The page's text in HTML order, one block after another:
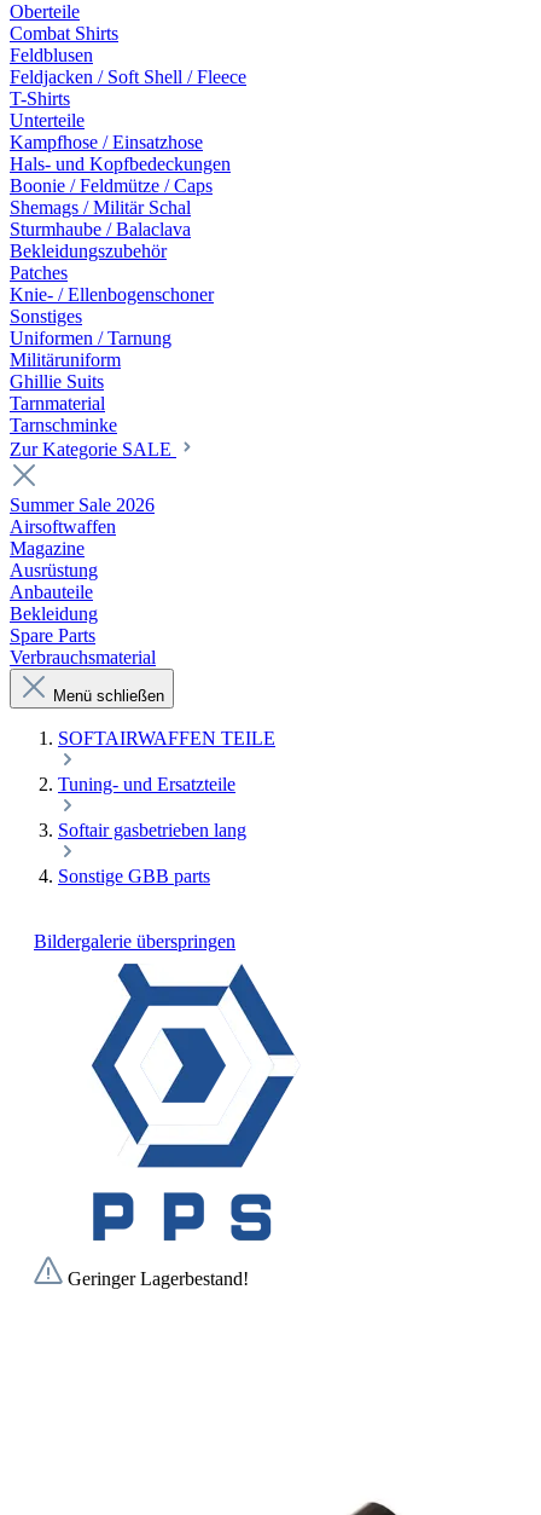
Oberteile
Combat Shirts
Feldblusen
Feldjacken / Soft Shell / Fleece
T-Shirts
Unterteile
Kampfhose / Einsatzhose
Hals- und Kopfbedeckungen
Boonie / Feldmütze / Caps
Shemags / Militär Schal
Sturmhaube / Balaclava
Bekleidungszubehör
Patches
Knie- / Ellenbogenschoner
Sonstiges
Uniformen / Tarnung
Militäruniform
Ghillie Suits
Tarnmaterial
Tarnschminke
Zur Kategorie SALE
Summer Sale 2026
Airsoftwaffen
Magazine
Ausrüstung
Anbauteile
Bekleidung
Spare Parts
Verbrauchsmaterial
Menü schließen
SOFTAIRWAFFEN TEILE
Tuning- und Ersatzteile
Softair gasbetrieben lang
Sonstige GBB parts
Bildergalerie überspringen
Geringer Lagerbestand!